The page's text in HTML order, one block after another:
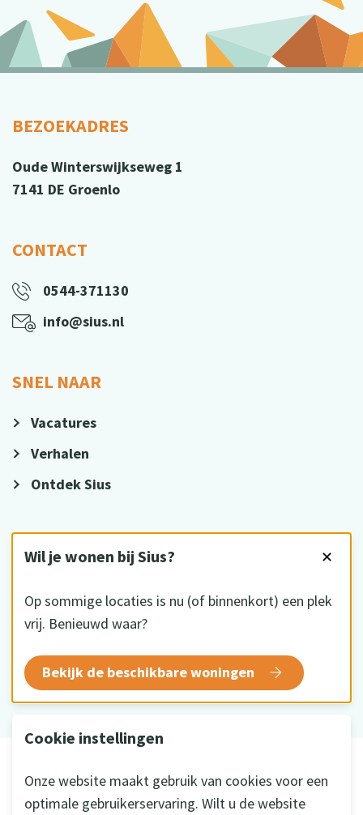
Wil je wonen bij Sius? ✕
Op sommige locaties is nu (of binnenkort) een plek
vrij. Benieuwd waar?
Bekijk de beschikbare woningen
Cookie instellingen
Onze website maakt gebruik van cookies voor een
optimale gebruikerservaring. Wilt u de website
BEZOEKADRES
Oude Winterswijkseweg 1
7141 DE Groenlo
CONTACT
0544-371130
info@sius.nl
SNEL NAAR
Vacatures
Verhalen
Ontdek Sius
HKZ gecertificeerd
Disclaimer
Privacy